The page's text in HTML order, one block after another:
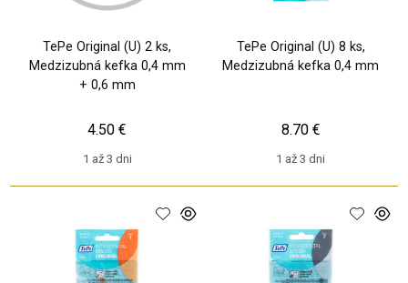
TePe Original (U) 2 ks,
Medzizubná kefka 0,4 mm
+ 0,6 mm
1 až 3 dni
4.50 €
TePe Original (U) 8 ks,
Medzizubná kefka 0,4 mm
1 až 3 dni
8.70 €